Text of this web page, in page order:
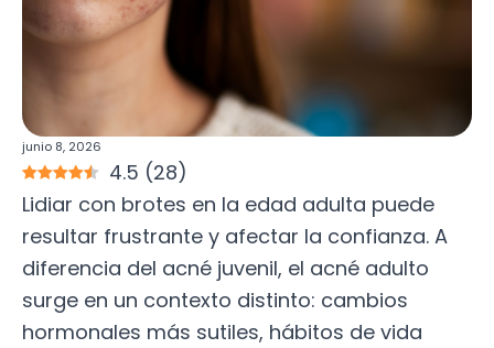
junio 8, 2026
4.5 (28)
Lidiar con brotes en la edad adulta puede
resultar frustrante y afectar la confianza. A
diferencia del acné juvenil, el acné adulto
surge en un contexto distinto: cambios
hormonales más sutiles, hábitos de vida